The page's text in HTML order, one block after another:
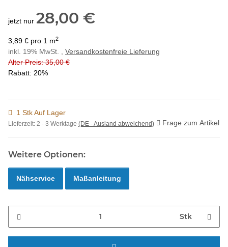
jetzt nur 28,00 €
3,89 € pro 1 m2
inkl. 19% MwSt. , Versandkostenfreie Lieferung
Alter Preis: 35,00 €
Rabatt: 20%
1 Stk Auf Lager
Lieferzeit: 2 - 3 Werktage (DE - Ausland abweichend) Frage zum Artikel
Weitere Optionen:
Nähservice Maßanleitung
Stk